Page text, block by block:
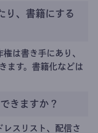
り、書籍にする
は書き手にあり、
ます。書籍化などは
きますか？
スリスト、配信さ